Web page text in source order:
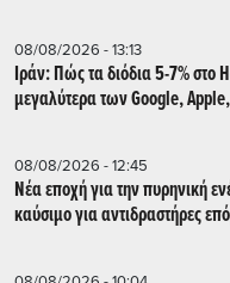
08/08/2026 - 13:13
Ιράν: Πώς τα διόδια 5-7%
μεγαλύτερα των Google,
08/08/2026 - 12:45
Νέα εποχή για την πυρηνική
καύσιμο για αντιδραστήρες